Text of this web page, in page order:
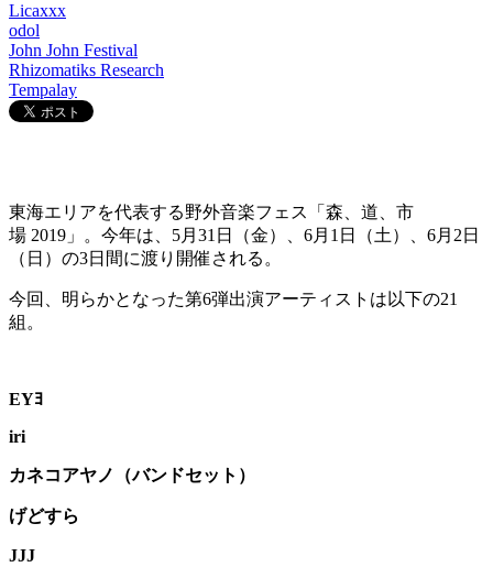
Licaxxx
odol
John John Festival
Rhizomatiks Research
Tempalay
東海エリアを代表する野外音楽フェス「森、道、市
場 2019 」。今年は、 5月 31 日（金）、 6月 1 日（土）、 6月 2 日
（日）の3日間に渡り開催される。
今回、明らかとなった第6弾出演アーティストは以下の21
組。
EYﾖ
iri
カネコアヤノ（バンドセット）
げどすら
JJJ